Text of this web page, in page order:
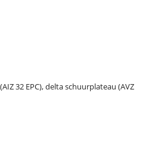
32 EPC), delta schuurplateau (AVZ